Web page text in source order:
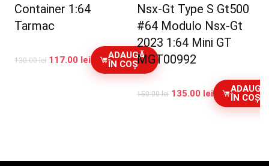
Container 1:64
Tarmac
130.00lei 117.00 lei
ADAUGĂ
ÎN COȘ
Nsx-Gt Type S Gt500
#64 Modulo Nsx-Gt
2023 1:64 Mini GT
MGT00992
150.00lei 135.00 lei
ADAUGĂ
ÎN COȘ